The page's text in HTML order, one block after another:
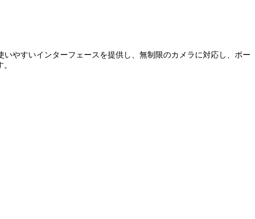
やすいインターフェースを提供し、無制限のカメラに対応し、ポー